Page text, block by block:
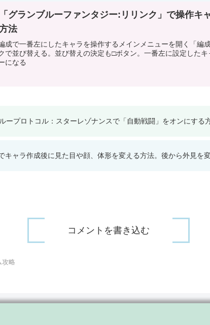
「グランブルーファンタジー:リリンク」で操作キ
法
成で一番左にしたキャラを操作するメインメニューを開く「編
で並び替える。並び替えの決定も□ボタン。一番左に設定した
になる
ープロトコル：スターレゾナンスで「自動戦闘」をオンにする
キャラ作成後に見た目や顔、体形を変える方法。後から外見を
コメントを書き込む
攻略